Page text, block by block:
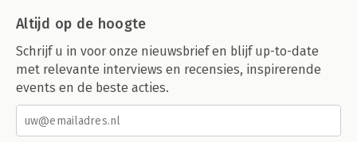
Altijd op de hoogte
Schrijf u in voor onze nieuwsbrief en blijf up-to-date
met relevante interviews en recensies, inspirerende
events en de beste acties.